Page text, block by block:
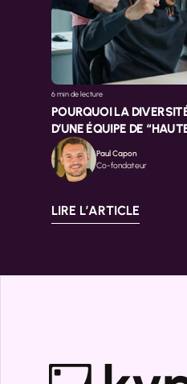
6 min de lecture
POURQUOI LA
D’UNE ÉQUIPE DE
Paul Capon
Co-fondateur
LIRE L’ARTICLE